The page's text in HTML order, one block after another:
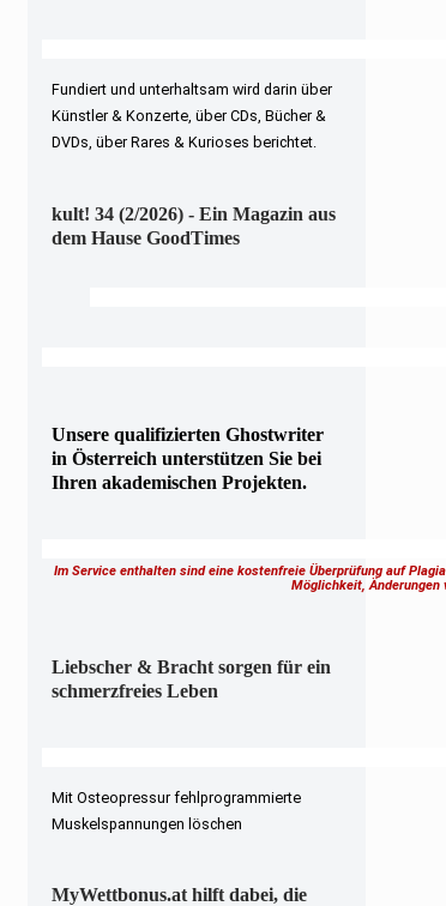
Fundiert und unterhaltsam wird darin über
Künstler & Konzerte, über CDs, Bücher &
DVDs, über Rares & Kurioses berichtet.
kult! 34 (2/2026) - Ein Magazin aus
dem Hause GoodTimes
Unsere qualifizierten Ghostwriter
in Österreich unterstützen Sie bei
Ihren akademischen Projekten.
Im Service enthalten sind eine kostenfreie Überprüfung auf
Möglichkeit,
Liebscher & Bracht sorgen für ein
schmerzfreies Leben
Mit Osteopressur fehlprogrammierte
Muskelspannungen löschen
MyWettbonus.at hilft dabei, die